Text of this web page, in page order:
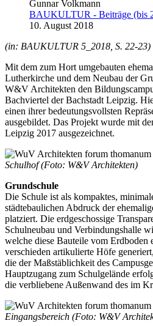
Gunnar Volkmann
BAUKULTUR - Beiträge (bis
10. August 2018
(in: BAUKULTUR 5_2018, S. 22-23)
Mit dem zum Hort umgebauten
Lutherkirche und dem Neubau der
W&V Architekten den
Bachviertel der Bachstadt Leipzig.
einen ihrer bedeutungsvollsten
ausgebildet. Das Projekt wurde mit
Leipzig 2017 ausgezeichnet.
Schulhof (Foto: W&V Architekten)
Grundschule
Die Schule ist als kompaktes,
städtebaulichen Abdruck der
platziert. Die erdgeschossige
Schulneubau und Verbindungshalle
welche diese Bauteile vom Erdboden
verschieden artikulierte Höfe
die der Maßstäblichkeit des
Hauptzugang zum Schulgelände
die verbliebene Außenwand des im
Eingangsbereich (Foto: W&V